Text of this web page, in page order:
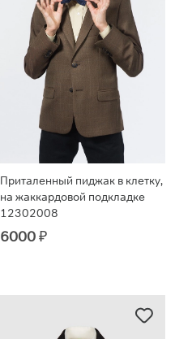
Приталенный пиджак в клетку,
на жаккардовой подкладке
12302008
6000₽